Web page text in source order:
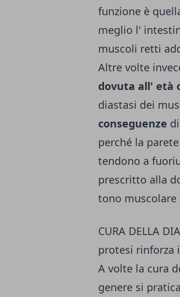
funzione è
meglio l'
muscoli retti
Altre volte
dovuta all' età
diastasi dei
conseguenze
perché la
tendono a
prescritto alla
tono
CURA DELLA
protesi rinforza
A volte la cura
genere si